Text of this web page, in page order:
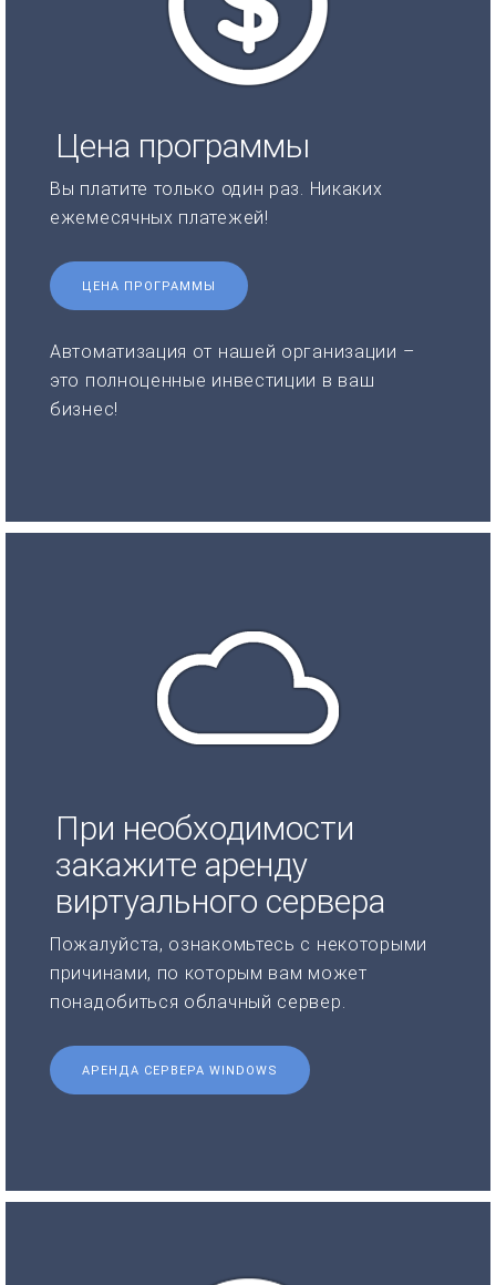
Цена программы
Вы платите только один раз. Никаких
ежемесячных платежей!
ЦЕНА ПРОГРАММЫ
Автоматизация от нашей организации –
это полноценные инвестиции в ваш
бизнес!
При необходимости
закажите аренду
виртуального сервера
Пожалуйста, ознакомьтесь с некоторыми
причинами, по которым вам может
понадобиться облачный сервер.
АРЕНДА СЕРВЕРА WINDOWS